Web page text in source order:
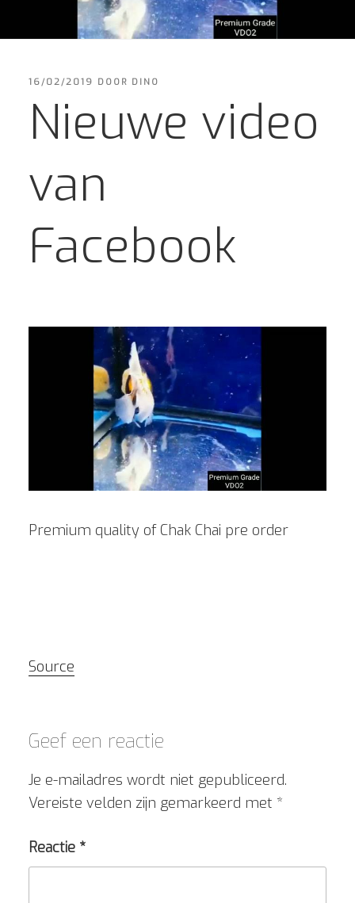
GEPLAATST
16/02/2019 DOOR DINO
Nieuwe video
van
Facebook
Premium quality of Chak Chai pre order
Source
Geef een reactie
Je e-mailadres wordt niet gepubliceerd.
Vereiste velden zijn gemarkeerd met *
Reactie *